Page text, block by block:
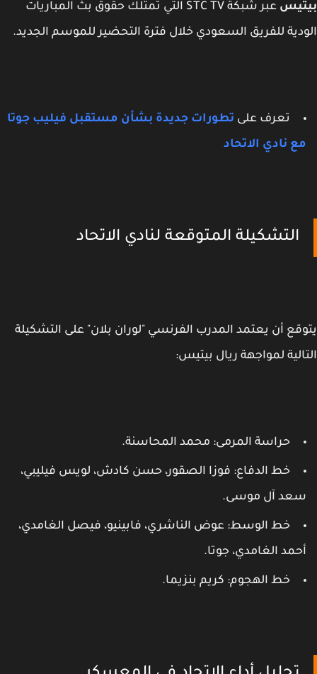
عبر شبكة STC TV التي تمتلك حقوق بث المباريات
للفريق السعودي خلال فترة التحضير للموسم الجديد.
تعرف علىتطورات جديدة بشأن مستقبل فيليب جوتا
نادي الاتحاد
التشكيلة المتوقعة لنادي الاتحاد
أن يعتمد المدرب الفرنسي "لوران بلان" على التشكيلة
لمواجهة ريال بيتيس:
حراسة المرمى: محمد المحاسنة.
خط الدفاع: فوزا الصقور، حسن كادش، لويس فيليبي،
آل موسى.
خط الوسط: عوض الناشري، فابينيو، فيصل الغامدي،
الغامدي، جوتا.
خط الهجوم: كريم بنزيما.